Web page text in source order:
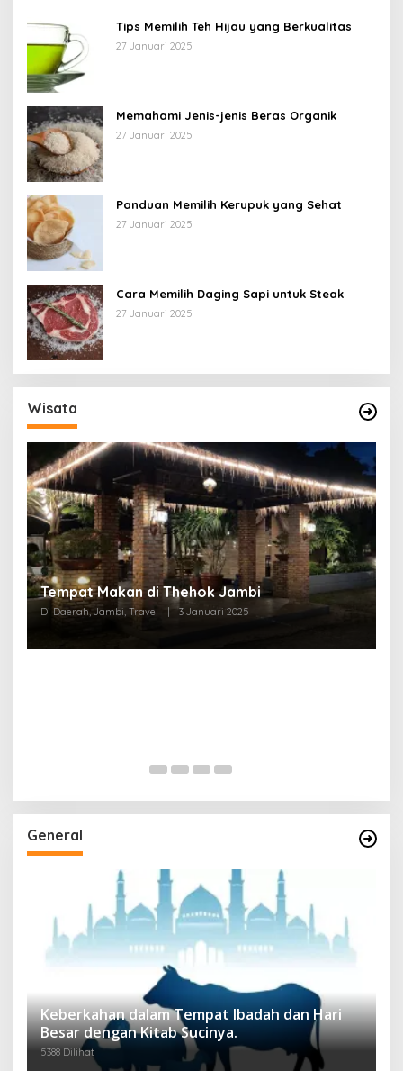
Tips Memilih Teh Hijau yang Berkualitas
27 Januari 2025
Memahami Jenis-jenis Beras Organik
27 Januari 2025
Panduan Memilih Kerupuk yang Sehat
27 Januari 2025
Cara Memilih Daging Sapi untuk Steak
27 Januari 2025
Wisata
Tempat Makan di Thehok Jambi
Di Daerah, Jambi, Travel | 3 Januari 2025
General
Keberkahan dalam Tempat Ibadah dan Hari
Besar dengan Kitab Sucinya.
5388 Dilihat